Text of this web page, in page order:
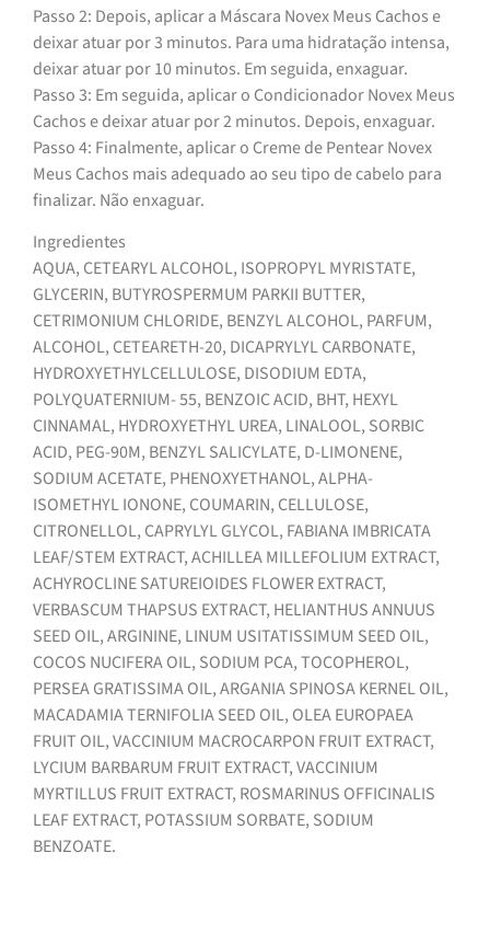
Passo 2: Depois, aplicar a Máscara Novex Meus Cachos e
deixar atuar por 3 minutos. Para uma hidratação intensa,
deixar atuar por 10 minutos. Em seguida, enxaguar.
Passo 3: Em seguida, aplicar o Condicionador Novex Meus
Cachos e deixar atuar por 2 minutos. Depois, enxaguar.
Passo 4: Finalmente, aplicar o Creme de Pentear Novex
Meus Cachos mais adequado ao seu tipo de cabelo para
finalizar. Não enxaguar.
Ingredientes
AQUA, CETEARYL ALCOHOL, ISOPROPYL MYRISTATE,
GLYCERIN, BUTYROSPERMUM PARKII BUTTER,
CETRIMONIUM CHLORIDE, BENZYL ALCOHOL, PARFUM,
ALCOHOL, CETEARETH-20, DICAPRYLYL CARBONATE,
HYDROXYETHYLCELLULOSE, DISODIUM EDTA,
POLYQUATERNIUM- 55, BENZOIC ACID, BHT, HEXYL
CINNAMAL, HYDROXYETHYL UREA, LINALOOL, SORBIC
ACID, PEG-90M, BENZYL SALICYLATE, D-LIMONENE,
SODIUM ACETATE, PHENOXYETHANOL, ALPHA-
ISOMETHYL IONONE, COUMARIN, CELLULOSE,
CITRONELLOL, CAPRYLYL GLYCOL, FABIANA IMBRICATA
LEAF/STEM EXTRACT, ACHILLEA MILLEFOLIUM EXTRACT,
ACHYROCLINE SATUREIOIDES FLOWER EXTRACT,
VERBASCUM THAPSUS EXTRACT, HELIANTHUS ANNUUS
SEED OIL, ARGININE, LINUM USITATISSIMUM SEED OIL,
COCOS NUCIFERA OIL, SODIUM PCA, TOCOPHEROL,
PERSEA GRATISSIMA OIL, ARGANIA SPINOSA KERNEL OIL,
MACADAMIA TERNIFOLIA SEED OIL, OLEA EUROPAEA
FRUIT OIL, VACCINIUM MACROCARPON FRUIT EXTRACT,
LYCIUM BARBARUM FRUIT EXTRACT, VACCINIUM
MYRTILLUS FRUIT EXTRACT, ROSMARINUS OFFICINALIS
LEAF EXTRACT, POTASSIUM SORBATE, SODIUM
BENZOATE.